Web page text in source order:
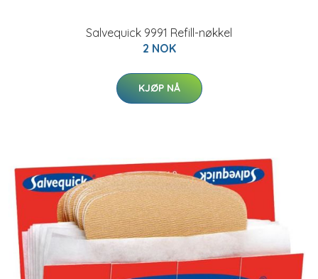
Salvequick 9991 Refill-nøkkel
2 NOK
KJØP NÅ